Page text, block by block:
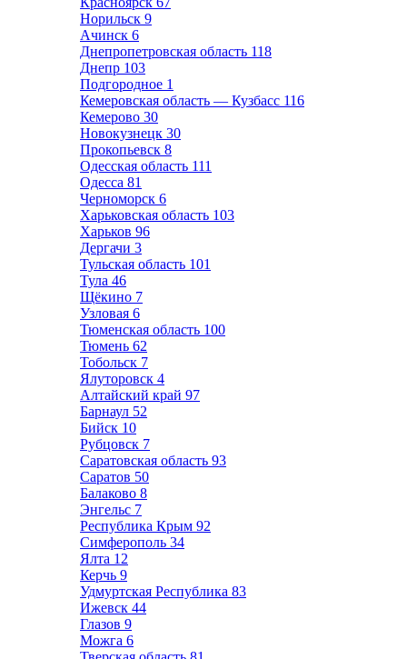
Норильск 9
Ачинск 6
Днепропетровская область 118
Днепр 103
Подгородное 1
Кемеровская область — Кузбасс 116
Кемерово 30
Новокузнецк 30
Прокопьевск 8
Одесская область 111
Одесса 81
Черноморск 6
Харьковская область 103
Харьков 96
Дергачи 3
Тульская область 101
Тула 46
Щёкино 7
Узловая 6
Тюменская область 100
Тюмень 62
Тобольск 7
Ялуторовск 4
Алтайский край 97
Барнаул 52
Бийск 10
Рубцовск 7
Саратовская область 93
Саратов 50
Балаково 8
Энгельс 7
Республика Крым 92
Симферополь 34
Ялта 12
Керчь 9
Удмуртская Республика 83
Ижевск 44
Глазов 9
Можга 6